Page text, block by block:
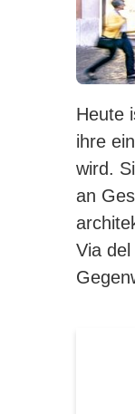
Heute
ihre
wird.
an
Via